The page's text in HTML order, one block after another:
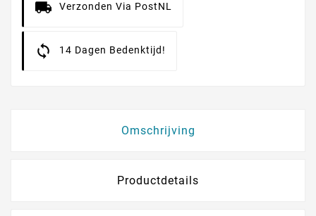
Verzonden Via PostNL
14 Dagen Bedenktijd!
Omschrijving
Productdetails